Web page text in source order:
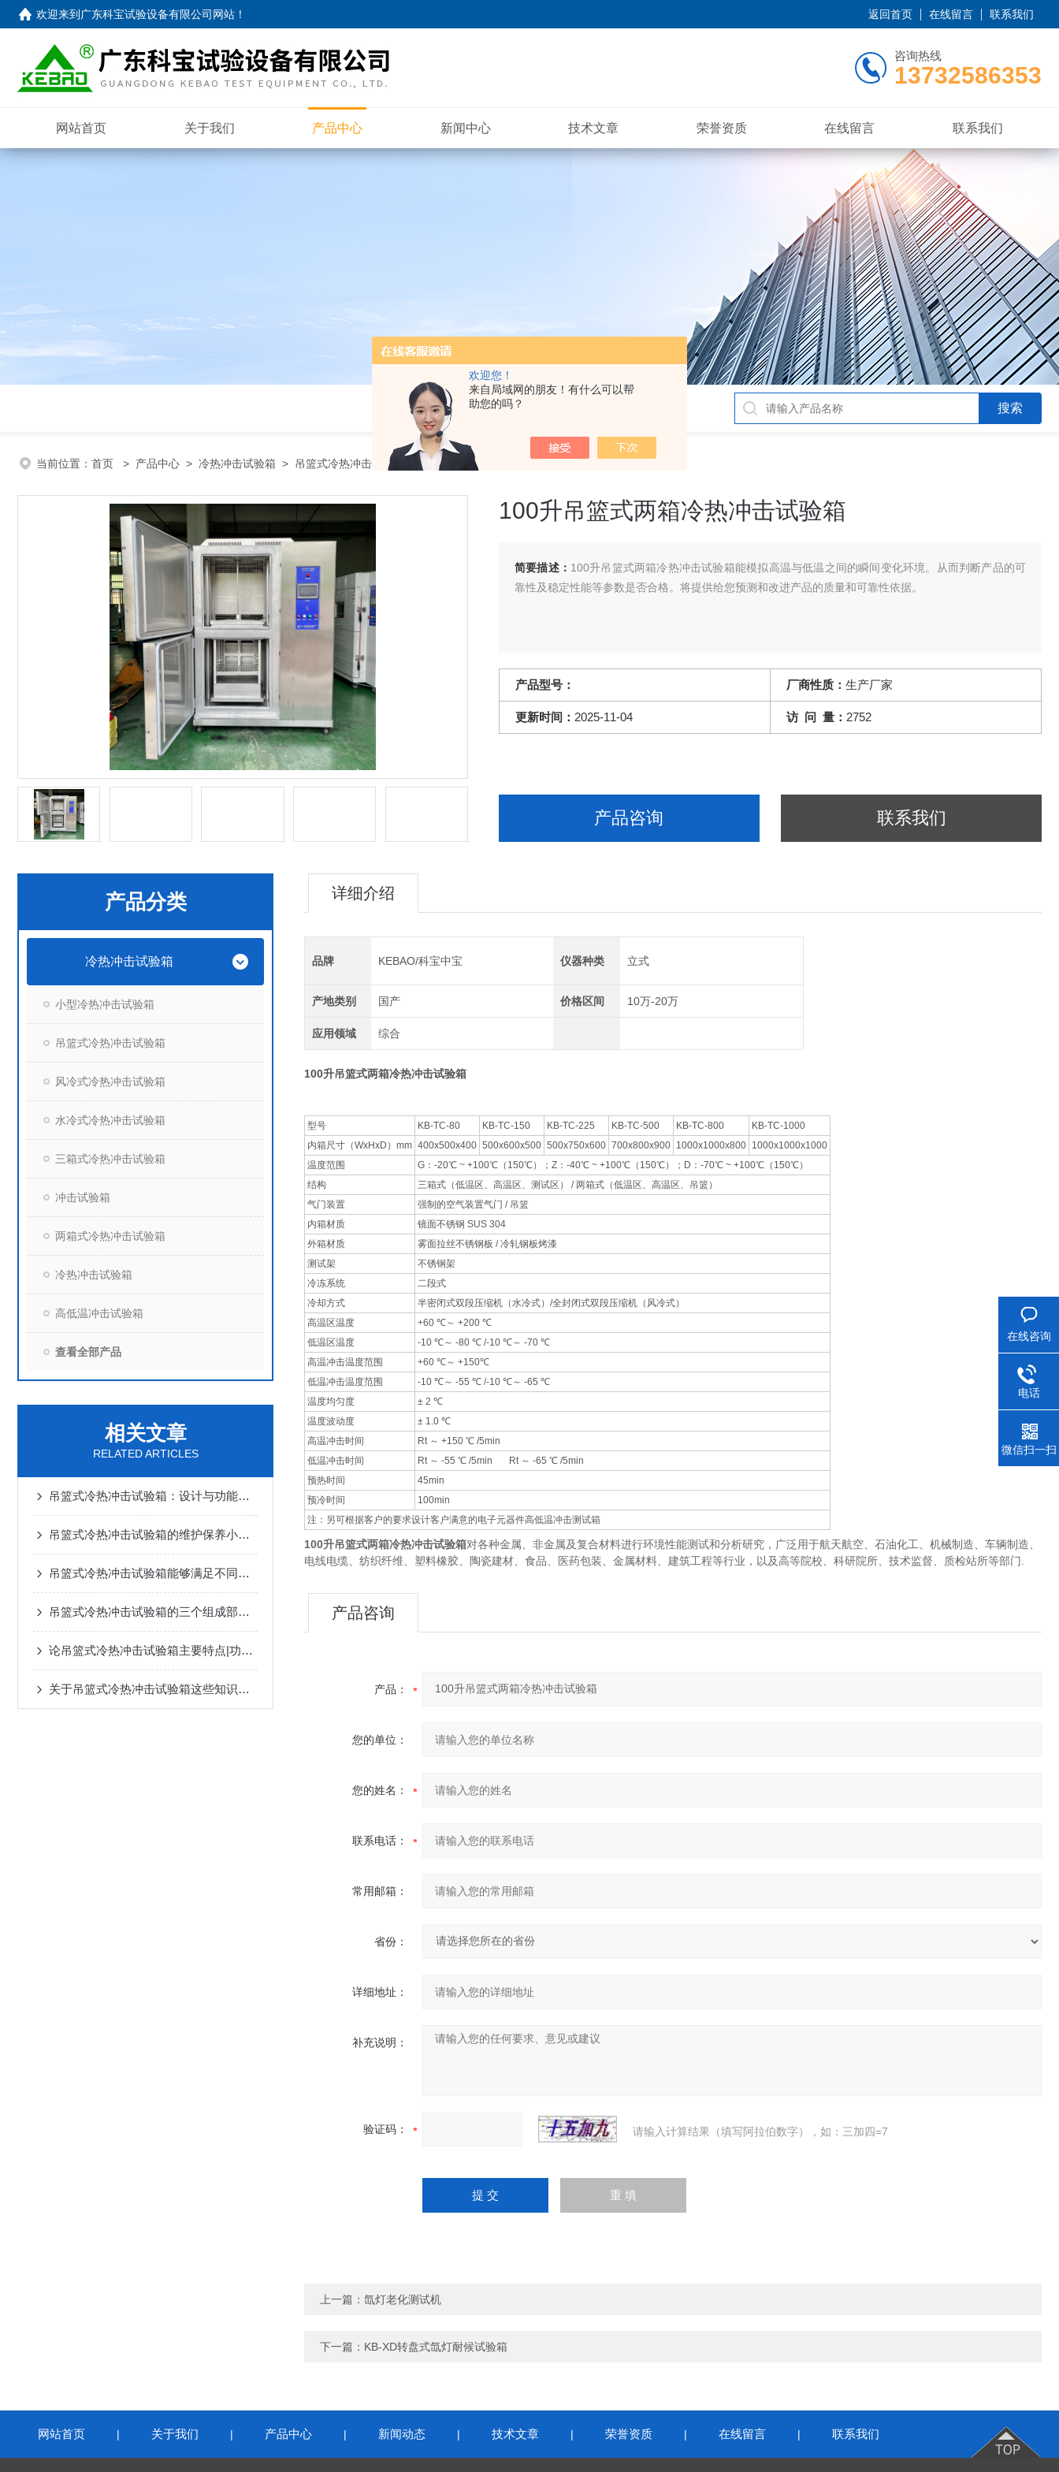
欢迎您！
来自局域网的朋友！有什么可以帮
助您的吗？
欢迎来到 广东科宝试验设备有限公司网站 ！ 返回首页 在线留言 联系我们
咨询热线
13732586353
网站首页 关于我们 产品中心 新闻中心 技术文章 荣誉资质 在线留言 联系我们
当前位置： 首页 > 产品中心 > 冷热冲击试验箱 > 吊篮式冷热冲击试验箱 > 100升吊篮式两箱冷热冲击试验箱
100升吊篮式两箱冷热冲击试验箱
简要描述： 100升吊篮式两箱冷热冲击试验箱能模拟高温与低温之间的瞬间变化环境。从而判断产品的可
靠性及稳定性能等参数是否合格。将提供给您预测和改进产品的质量和可靠性依据。
产品型号： 厂商性质： 生产厂家
更新时间： 2025-11-04 访 问 量： 2752
产品咨询 联系我们
产品分类
冷热冲击试验箱
小型冷热冲击试验箱
吊篮式冷热冲击试验箱
风冷式冷热冲击试验箱
水冷式冷热冲击试验箱
三箱式冷热冲击试验箱
冲击试验箱
两箱式冷热冲击试验箱
冷热冲击试验箱
高低温冲击试验箱
查看全部产品
相关文章
RELATED ARTICLES
吊篮式冷热冲击试验箱：设计与功能全面介绍
吊篮式冷热冲击试验箱的维护保养小技巧你知道多少？
吊篮式冷热冲击试验箱能够满足不同测试标准的要求
吊篮式冷热冲击试验箱的三个组成部分及其作用
论吊篮式冷热冲击试验箱主要特点|功能|用途
关于吊篮式冷热冲击试验箱这些知识点一定要掌握
详细介绍
品牌 KEBAO/科宝中宝 仪器种类 立式
产地类别 国产 价格区间 10万-20万
应用领域 综合
100升吊篮式两箱冷热冲击试验箱
型号 KB-TC-80 KB-TC-150 KB-TC-225 KB-TC-500 KB-TC-800
KB-TC-1000
内箱尺寸（WxHxD）mm 400x500x400 500x600x500 500x750x600 700x800x900 1000x1000x800 1000x1000x1000
温度范围
G：-20℃ ~ +100℃（150℃）；Z：-40℃ ~ +100℃（150℃）；D：-70℃ ~ +100℃（150℃）
结构
三箱式（低温区、高温区、测试区） / 两箱式（低温区、高温区、吊篮）
气门装置
强制的空气装置气门 / 吊篮
内箱材质
镜面不锈钢 SUS 304
外箱材质
雾面拉丝不锈钢板 / 冷轧钢板烤漆
测试架
不锈钢架
冷冻系统
二段式
冷却方式
半密闭式双段压缩机（水冷式）/全封闭式双段压缩机（风冷式）
高温区温度
+60 ℃～ +200 ℃
低温区温度
-10 ℃～ -80 ℃ /-10 ℃～ -70 ℃
高温冲击温度范围
+60 ℃～ +150℃
低温冲击温度范围
-10 ℃～ -55 ℃ /-10 ℃～ -65 ℃
温度均匀度
± 2 ℃
温度波动度
± 1.0 ℃
高温冲击时间
Rt ～ +150 ℃ /5min
低温冲击时间
Rt ～ -55 ℃ /5min Rt ～ -65 ℃ /5min
预热时间
45min
预冷时间
100min
注：另可根据客户的要求设计客户满意的电子元器件高低温冲击测试箱
100升吊篮式两箱冷热冲击试验箱对各种金属、非金属及复合材料进行环境性能测试和分析研究，广泛用于航天航空、石油化工、机械制造、车辆制造、
电线电缆、纺织纤维、塑料橡胶、陶瓷建材、食品、医药包装、金属材料、建筑工程等行业，以及高等院校、科研院所、技术监督、质检站所等部门.
产品咨询
产品：
您的单位：
您的姓名：
联系电话：
常用邮箱：
省份：
详细地址：
补充说明：
验证码： 请输入计算结果（填写阿拉伯数字），如：三加四=7
上一篇： 氙灯老化测试机
下一篇： KB-XD转盘式氙灯耐候试验箱
网站首页 | 关于我们 | 产品中心 | 新闻动态 | 技术文章 | 荣誉资质 | 在线留言 | 联系我们
在线咨询
电话
微信扫一扫